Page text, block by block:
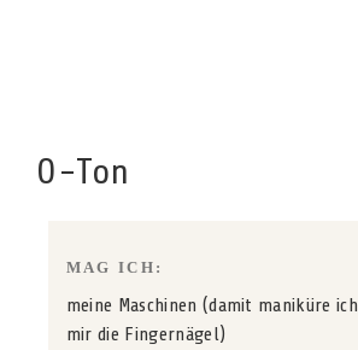
O-Ton
MAG ICH:
meine Maschinen (damit maniküre ich
mir die Fingernägel)